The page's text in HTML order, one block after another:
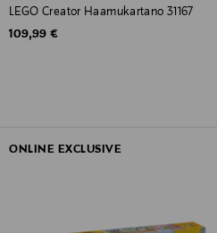
LEGO Creator Haamukartano 31167
Original Price
109,99 €
ONLINE EXCLUSIVE